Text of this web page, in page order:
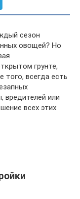
сезон
овощей? Но
грунте,
того, всегда есть
вредителей или
всех этих